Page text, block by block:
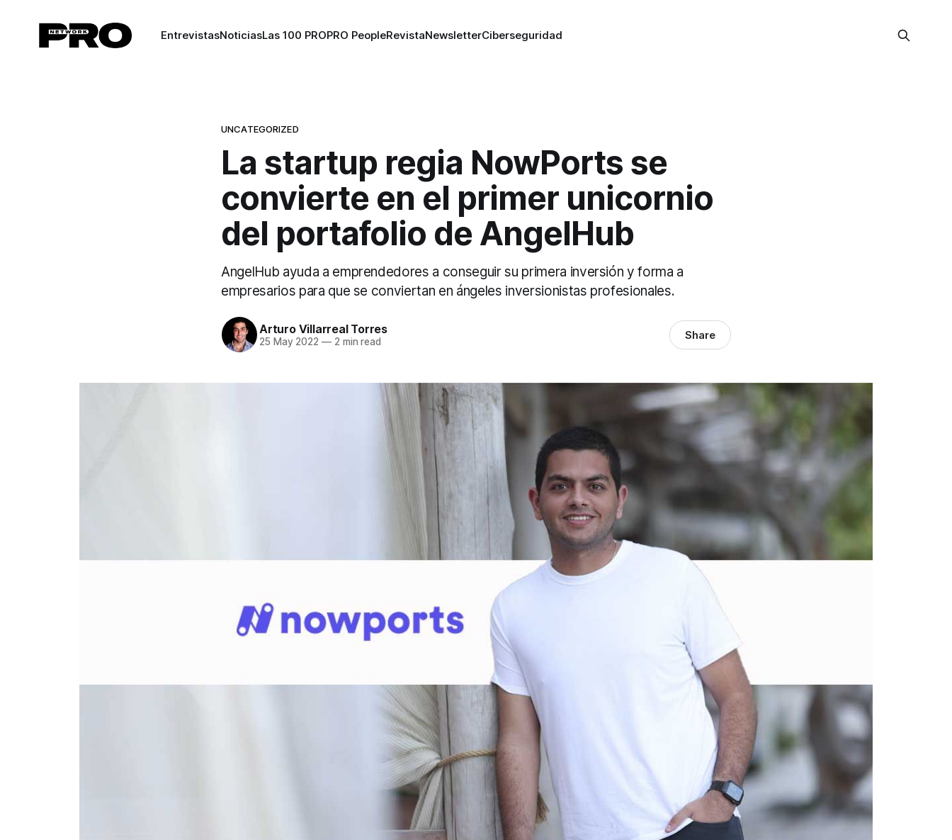
EntrevistasNoticiasLas 100 PROPRO PeopleRevistaNewsletterCiberseguridad
UNCATEGORIZED
La startup regia NowPorts se
convierte en el primer unicornio
del portafolio de AngelHub
AngelHub ayuda a emprendedores a conseguir su primera inversión y forma a
empresarios para que se conviertan en ángeles inversionistas profesionales.
Arturo Villarreal Torres
25 May 2022 —2 min read Share